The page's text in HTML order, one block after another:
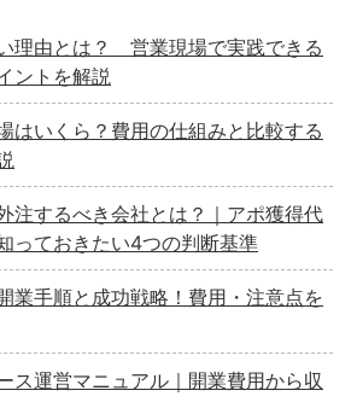
理由とは？ 営業現場で実践できる
ントを解説
はいくら？費用の仕組みと比較する
注するべき会社とは？｜アポ獲得代
っておきたい4つの判断基準
業手順と成功戦略！費用・注意点を
ス運営マニュアル｜開業費用から収